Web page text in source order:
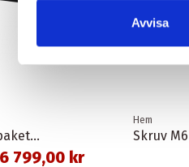
Avvisa
Batteri bt-e6000-a för pakethållare svart 11,6 ah 418 wh shimano
6 799,00 kr
Hem
Skruv